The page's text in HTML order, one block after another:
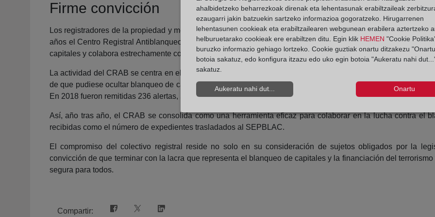
Firme convicción
Los registradores de la propiedad y mercantiles son sujetos obligados en la normativa de prevención
años el Centro Registral Antiblanqueo (CRAB), que recibe cada año más de 16.000 alertas procedentes de
capitales y colabora estrechamente con el Servicio Ejecutivo de la Comisión de Prevención de Blanqueo de
La actividad del CRAB se centra en el análisis de esta larga lista de casos remitidos desde los Registros y, si
de que pudiese ocultar blanqueo de capitales, se remite al SEPBLAC, adscrito al Banco de España, para que
En 2018 fueron remitidas 236 alertas, 56 más que solo un año antes.
Así, año tras año, el CRAB se consolida como una herramienta eficaz para colaborar en la lucha contra el
recibidas como el número de expedientes trasladados al SEPBLAC.
El compromiso del colectivo registral reside no solo en su consideración de sujetos obligados por la
convicción de que terminar con la lacra que representa el blanqueo de capitales y la financiación del
segura para todos.
Compartir:
ahalbidetzeko beharrezkoak direnak eta lehentasunak erabiltzaileak
ezaugarri jakin batzuekin sartzeko informazioa gogoratzeko. Hirugarrenen
lehentasunen cookieak eta erabiltzailearen webgunean erabilera aztertzeko
helburuetarako cookieak ere erabiltzen ditu. Egin klik HEMEN "Cookie
buruzko informazio gehiago lortzeko. Cookie guztiak onartu ditzakezu
botoia sakatuz, edo konfigura itzazu edo uko egin botoia "Aukeratu nahi
sakatuz.
Aukeratu nahi dut... Onartu